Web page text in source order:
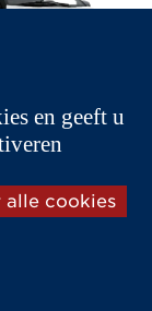
Sport
17 190
en geeft u
alle cookies